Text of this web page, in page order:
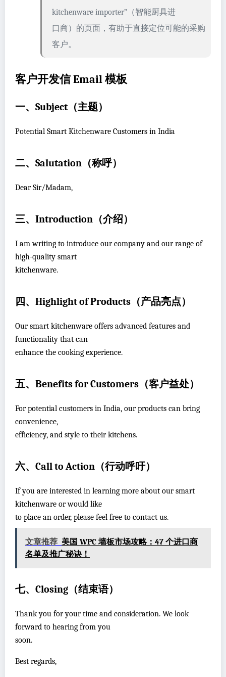
kitchenware importer”（智能厨具进
口商）的页面，有助于直接定位可能的采购
客户。
客户开发信 Email 模板
一、Subject（主题）
Potential Smart Kitchenware Customers in India
二、Salutation（称呼）
Dear Sir/Madam,
三、Introduction（介绍）
I am writing to introduce our company and our range of
high-quality smart
kitchenware.
四、Highlight of Products（产品亮点）
Our smart kitchenware offers advanced features and
functionality that can
enhance the cooking experience.
五、Benefits for Customers（客户益处）
For potential customers in India, our products can bring
convenience,
efficiency, and style to their kitchens.
六、Call to Action（行动呼吁）
If you are interested in learning more about our smart
kitchenware or would like
to place an order, please feel free to contact us.
文章推荐 美国 WPC 墙板市场攻略：47 个进口商
名单及推广秘诀！
七、Closing（结束语）
Thank you for your time and consideration. We look
forward to hearing from you
soon.
Best regards,